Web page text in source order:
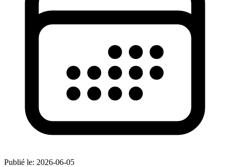
Publié le: 2026-06-05